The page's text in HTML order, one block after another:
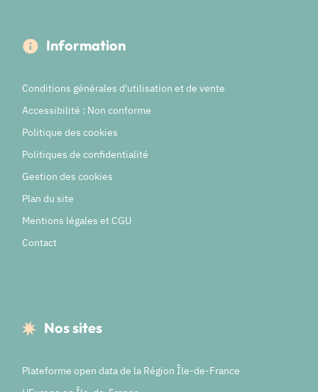
Information
Conditions générales d'utilisation et de vente
Accessibilité : Non conforme
Politique des cookies
Politiques de confidentialité
Gestion des cookies
Plan du site
Mentions légales et CGU
Contact
Nos sites
Plateforme open data de la Région Île-de-France